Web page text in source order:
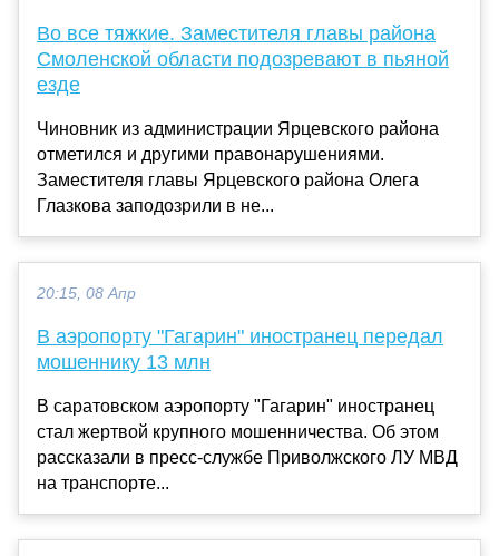
Во все тяжкие. Заместителя главы района
Смоленской области подозревают в пьяной
езде
Чиновник из администрации Ярцевского района
отметился и другими правонарушениями.
Заместителя главы Ярцевского района Олега
Глазкова заподозрили в не...
20:15, 08 Апр
В аэропорту "Гагарин" иностранец передал
мошеннику 13 млн
В саратовском аэропорту "Гагарин" иностранец
стал жертвой крупного мошенничества. Об этом
рассказали в пресс-службе Приволжского ЛУ МВД
на транспорте...